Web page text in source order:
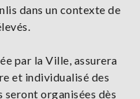
dans un contexte de
par la Ville, assurera
et individualisé des
organisées dès